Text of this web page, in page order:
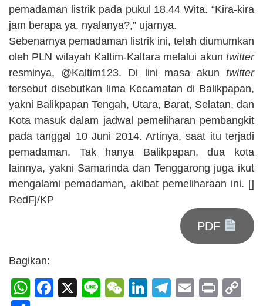
pemadaman listrik pada pukul 18.44 Wita. “Kira-kira
jam berapa ya, nyalanya?,” ujarnya.
Sebenarnya pemadaman listrik ini, telah diumumkan
oleh PLN wilayah Kaltim-Kaltara melalui akun twitter
resminya, @Kaltim123. Di lini masa akun twitter
tersebut disebutkan lima Kecamatan di Balikpapan,
yakni Balikpapan Tengah, Utara, Barat, Selatan, dan
Kota masuk dalam jadwal pemeliharan pembangkit
pada tanggal 10 Juni 2014. Artinya, saat itu terjadi
pemadaman. Tak hanya Balikpapan, dua kota
lainnya, yakni Samarinda dan Tenggarong juga ikut
mengalami pemadaman, akibat pemeliharaan ini. []
RedFj/KP
PDF
Bagikan:
WhatsApp
Facebook
X LineWeChat
LinkedIn
Telegram
Email
Print